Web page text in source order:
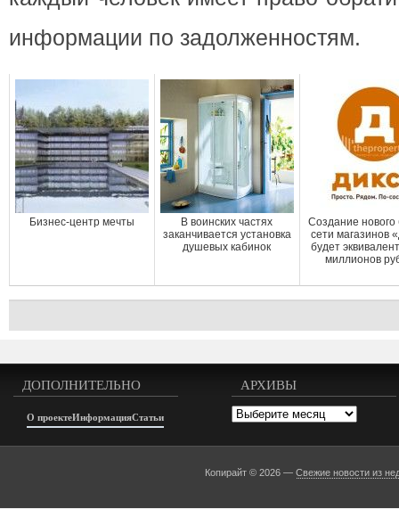
информации по задолженностям.
Бизнес-центр мечты
В воинских частях
заканчивается установка
душевых кабинок
Создание
сети магазинов
будет
миллионов
ДОПОЛНИТЕЛЬНО
О проектеИнформацияСтатьи
АРХИВЫ
Архивы
Копирайт © 2026 —Свежие новости из